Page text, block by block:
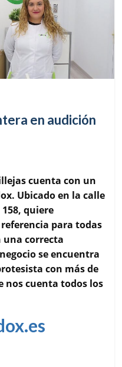
en audición
cuenta con un
Ubicado en la calle
quiere
para todas
una correcta
se encuentra
con más de
nos cuenta todos los